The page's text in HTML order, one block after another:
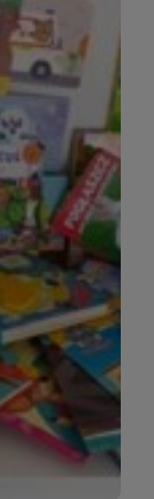
książki,
do
w
listę,
świeże
Każda
i
się